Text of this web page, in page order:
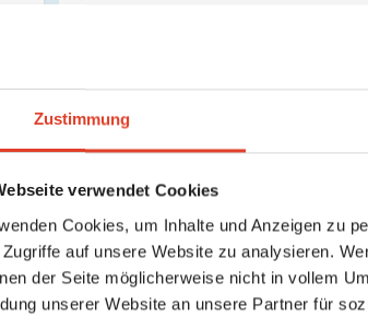
Zustimmung
verwendet Cookies
Cookies, um Inhalte und Anzeigen zu
Zugriffe auf unsere Website zu analysieren.
der Seite möglicherweise nicht in vollem
unserer Website an unsere Partner für